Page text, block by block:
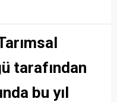
tarafından
bu yıl